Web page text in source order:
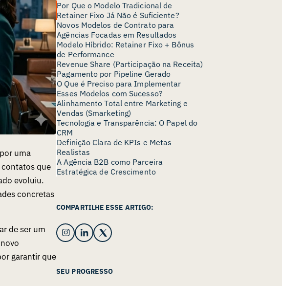
uma
contatos que
evoluiu.
concretas
de ser um
garantir que
Por Que o Modelo Tradicional de
Retainer Fixo Já Não é Suficiente?
Novos Modelos de Contrato para
Agências Focadas em Resultados
Modelo Híbrido: Retainer Fixo + Bônus
de Performance
Revenue Share (Participação na Receita)
Pagamento por Pipeline Gerado
O Que é Preciso para Implementar
Esses Modelos com Sucesso?
Alinhamento Total entre Marketing e
Vendas (Smarketing)
Tecnologia e Transparência: O Papel do
CRM
Definição Clara de KPIs e Metas
Realistas
A Agência B2B como Parceira
Estratégica de Crescimento
COMPARTILHE ESSE ARTIGO:
SEU PROGRESSO